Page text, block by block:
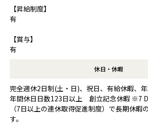
【昇給制度】
有
【賞与】
有
休日・休暇
完全週休2日制(土・日)、祝日、有給休暇、
年間休日日数123日以上 創立記念休暇 ※7
（7日以上の連休取得促進制度）で長期休暇
す。